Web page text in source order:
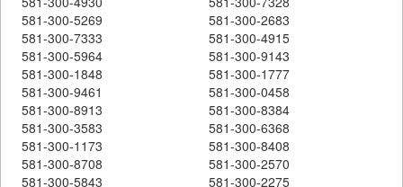
581-300-5269
581-300-2683
581-300-7333
581-300-4915
581-300-5964
581-300-9143
581-300-1848
581-300-1777
581-300-9461
581-300-0458
581-300-8913
581-300-8384
581-300-3583
581-300-6368
581-300-1173
581-300-8408
581-300-8708
581-300-2570
581-300-5843
581-300-2275